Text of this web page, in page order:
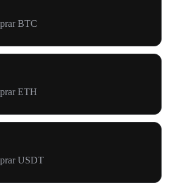
BTC
ETH
USDT